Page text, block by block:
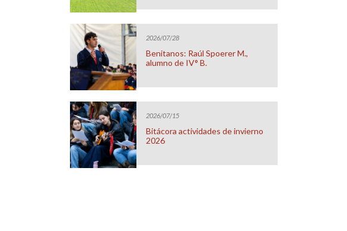
2026/07/28
Benitanos: Raúl Spoerer M.,
alumno de IV° B.
2026/07/15
Bitácora actividades de invierno
2026